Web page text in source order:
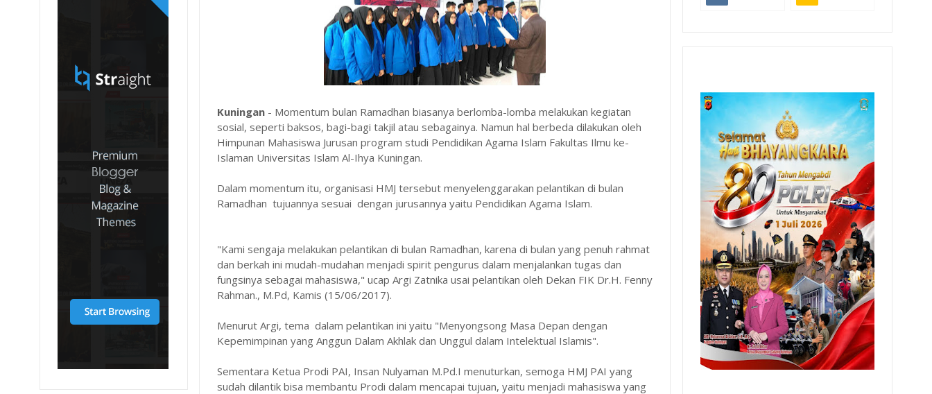
Kuningan - Momentum bulan Ramadhan biasanya berlomba-lomba melakukan kegiatan
sosial, seperti baksos, bagi-bagi takjil atau sebagainya. Namun hal berbeda dilakukan oleh
Himpunan Mahasiswa Jurusan program studi Pendidikan Agama Islam Fakultas Ilmu ke-
Islaman Universitas Islam Al-Ihya Kuningan.
Dalam momentum itu, organisasi HMJ tersebut menyelenggarakan pelantikan di bulan
Ramadhan tujuannya sesuai dengan jurusannya yaitu Pendidikan Agama Islam.
"Kami sengaja melakukan pelantikan di bulan Ramadhan, karena di bulan yang penuh rahmat
dan berkah ini mudah-mudahan menjadi spirit pengurus dalam menjalankan tugas dan
fungsinya sebagai mahasiswa," ucap Argi Zatnika usai pelantikan oleh Dekan FIK Dr.H. Fenny
Rahman., M.Pd, Kamis (15/06/2017).
Menurut Argi, tema dalam pelantikan ini yaitu "Menyongsong Masa Depan dengan
Kepemimpinan yang Anggun Dalam Akhlak dan Unggul dalam Intelektual Islamis".
Sementara Ketua Prodi PAI, Insan Nulyaman M.Pd.I menuturkan, semoga HMJ PAI yang
sudah dilantik bisa membantu Prodi dalam mencapai tujuan, yaitu menjadi mahasiswa yang